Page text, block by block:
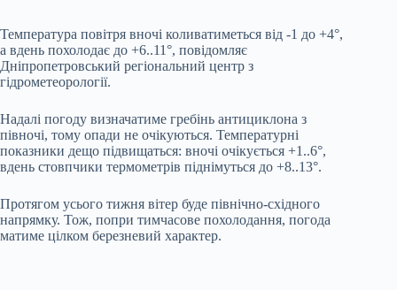
Температура повітря вночі коливатиметься від -1 до +4°,
а вдень похолодає до +6..11°, повідомляє
Дніпропетровський регіональний центр з
гідрометеорології.
Надалі погоду визначатиме гребінь антициклона з
півночі, тому опади не очікуються. Температурні
показники дещо підвищаться: вночі очікується +1..6°,
вдень стовпчики термометрів піднімуться до +8..13°.
Протягом усього тижня вітер буде північно-східного
напрямку. Тож, попри тимчасове похолодання, погода
матиме цілком березневий характер.